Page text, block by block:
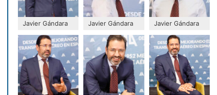
Javier Gándara Javier Gándara Javier Gándara